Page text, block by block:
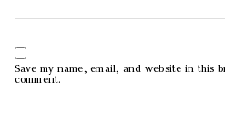
Save my name, email, and website in this
comment.